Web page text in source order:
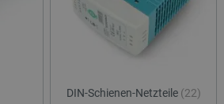
DIN-Schienen-Netzteile (22)